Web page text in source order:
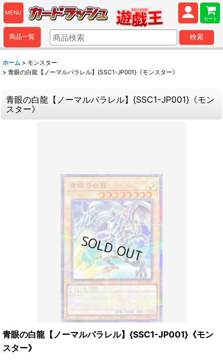
MENU
カート
商品一覧 検索
ホーム > モンスター
> 青眼の白龍【ノーマルパラレル】{SSC1-JP001}《モンスター》
青眼の白龍【ノーマルパラレル】{SSC1-JP001}《モン
スター》
青眼の白龍【ノーマルパラレル】{SSC1-JP001}《モン
スター》